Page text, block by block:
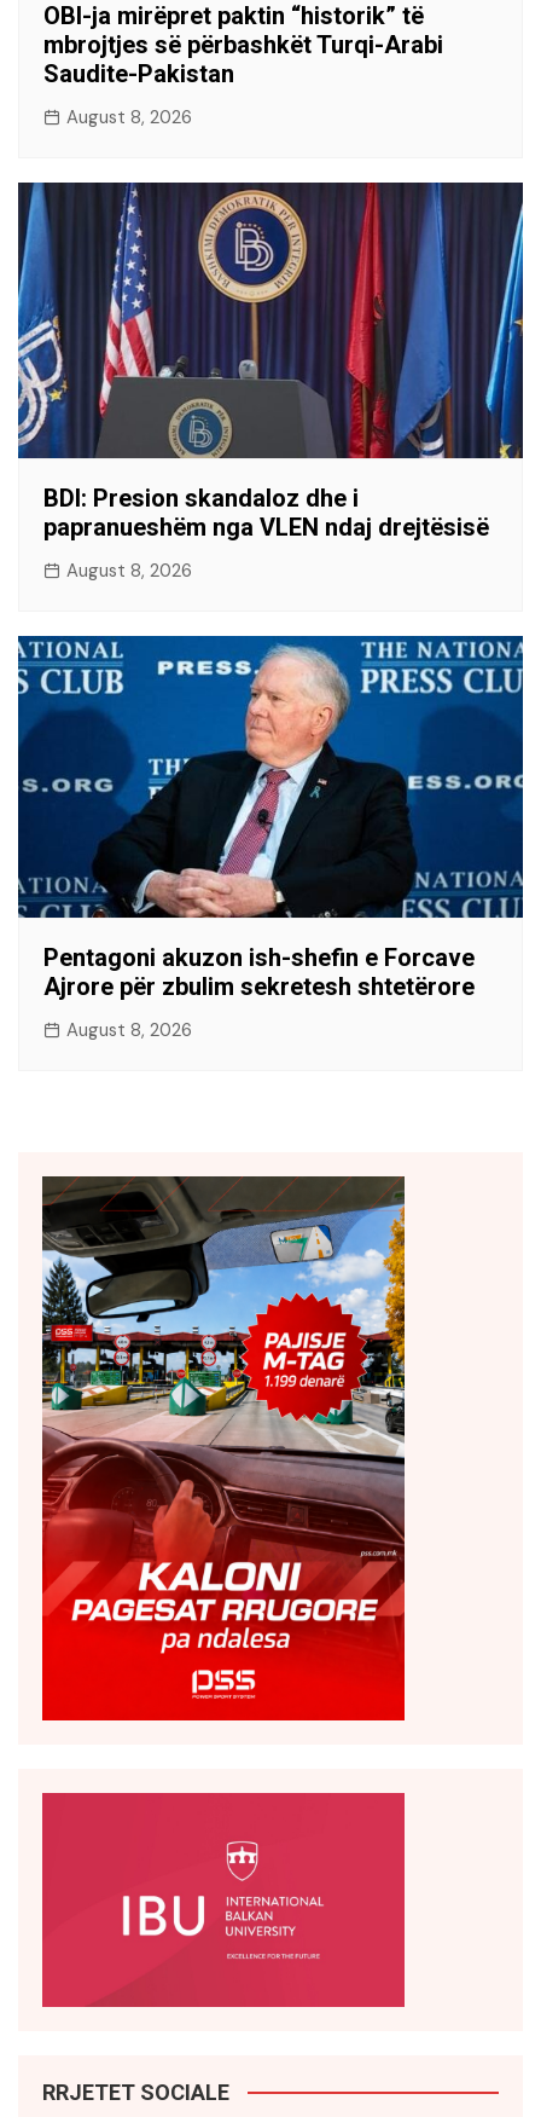
OBI-ja mirëpret paktin “historik” të
mbrojtjes së përbashkët Turqi-Arabi
Saudite-Pakistan
August 8, 2026
BDI: Presion skandaloz dhe i
papranueshëm nga VLEN ndaj drejtësisë
August 8, 2026
Pentagoni akuzon ish-shefin e Forcave
Ajrore për zbulim sekretesh shtetërore
August 8, 2026
RRJETET SOCIALE